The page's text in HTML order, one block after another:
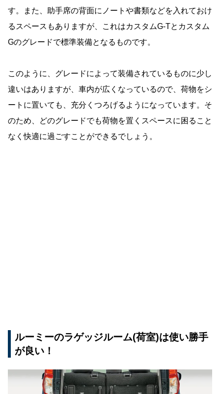
す。また、助手席の背面にノートや書類などを入れておけ
るスペースもありますが、これはカスタムG-Tとカスタム
Gのグレードで標準装備となるものです。
このように、グレードによって装備されているものに少し
違いはありますが、車内が広くなっているので、荷物をシ
ートに置いても、充分くつろげるようになっています。そ
のため、どのグレードでも荷物を置くスペースに困ること
なく快適に過ごすことができるでしょう。
ルーミーのラゲッジルーム(荷室)は使い勝手
が良い！